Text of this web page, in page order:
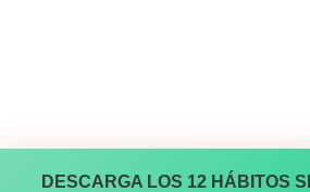
DESCARGA LOS 12 HÁBITOS